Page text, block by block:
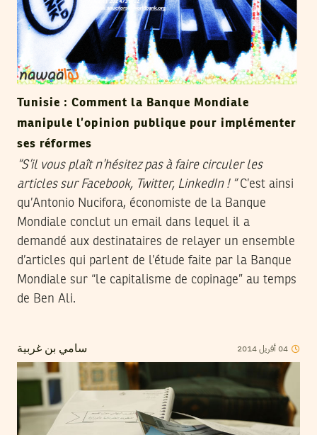
Tunisie : Comment la Banque Mondiale
manipule l’opinion publique pour implémenter
ses réformes
“S’il vous plaît n’hésitez pas à faire circuler les
articles sur Facebook, Twitter, LinkedIn ! “C’est ainsi
qu’Antonio Nucifora, économiste de la Banque
Mondiale conclut un email dans lequel il a
demandé aux destinataires de relayer un ensemble
d’articles qui parlent de l’étude faite par la Banque
Mondiale sur “le capitalisme de copinage” au temps
de Ben Ali.
سامي بن غربية 04أفريل2014